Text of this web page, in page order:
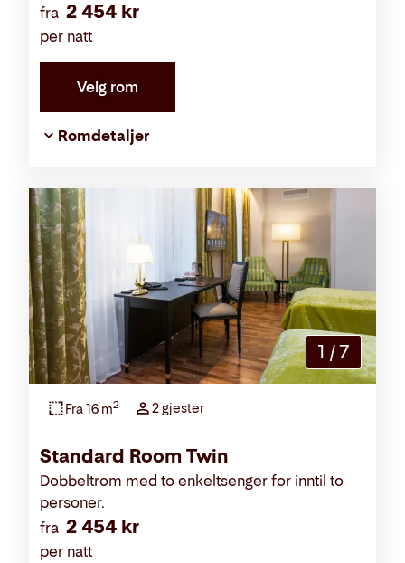
fra 2 454 kr
per natt
Velg rom
Romdetaljer
Standard Room Twin
fra 2 454 kr
per natt
Dobbeltrom med to enkeltsenger for inntil to
personer.
Fra 16 m2 2 gjester
1 /7